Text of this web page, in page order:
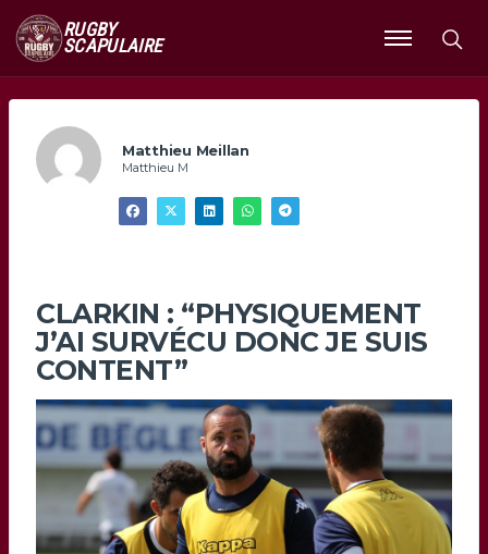
RUGBY
SCAPULAIRE
Ouvrir
le
Matthieu Meillan
Matthieu M
CLARKIN : “PHYSIQUEMENT
J’AI SURVÉCU DONC JE SUIS
CONTENT”